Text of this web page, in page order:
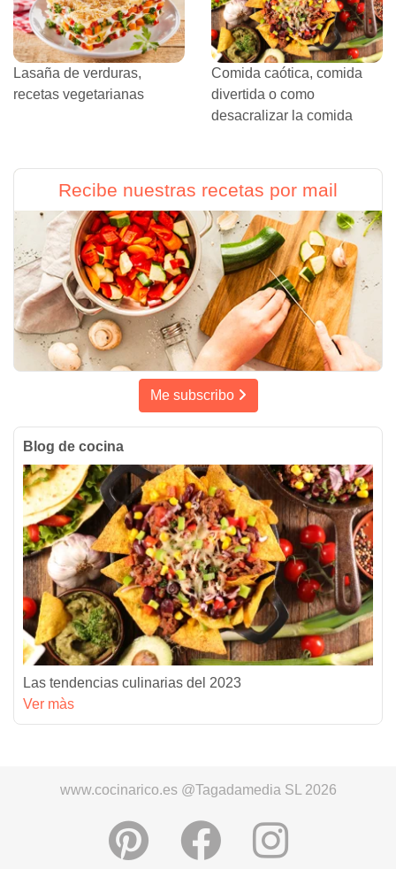
Lasaña de verduras,
recetas vegetarianas
Comida caótica, comida
divertida o como
desacralizar la comida
Recibe nuestras recetas por mail
Me subscribo
Blog de cocina
Las tendencias culinarias del 2023
Ver màs
www.cocinarico.es @Tagadamedia SL 2026